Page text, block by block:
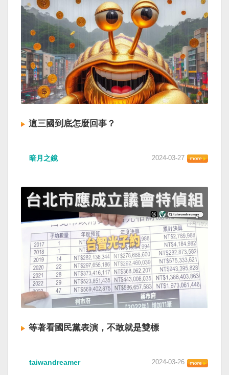
這三國到底怎麼回事？
暗月之鏡 2024-03-27
等著看國民黨表演，不敢就是雙標
taiwandreamer 2024-03-26